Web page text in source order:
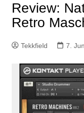
Review:
Retro
Tekkfield 7.